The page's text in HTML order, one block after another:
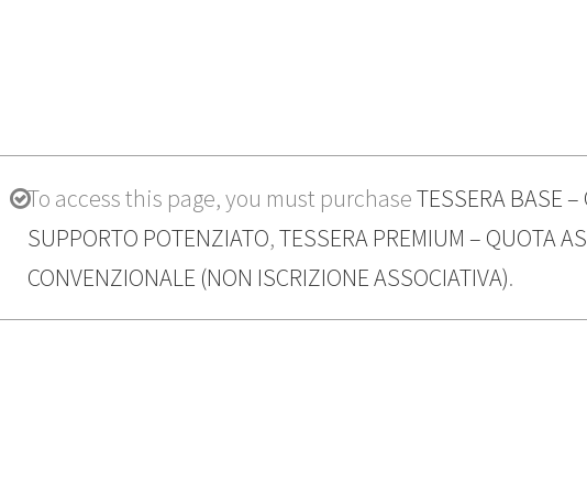
To access this page, you must purchaseTESSERA BASE
SUPPORTO POTENZIATO,TESSERA PREMIUM – QUOTA
CONVENZIONALE (NON ISCRIZIONE ASSOCIATIVA).